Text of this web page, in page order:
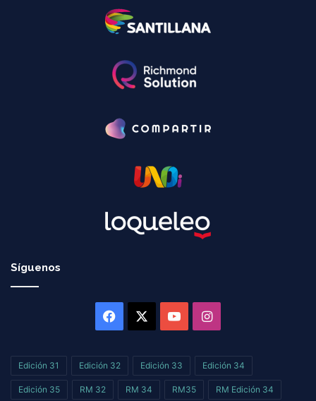
Síguenos
Facebook YouTubeInstagram
Edición 31 Edición 32 Edición 33 Edición 34
Edición 35 RM 32 RM 34 RM35 RM Edición 34